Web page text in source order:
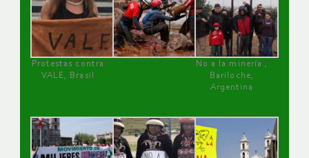
Protestas contra
VALE, Brasil
No a la minería ,
Bariloche,
Argentina